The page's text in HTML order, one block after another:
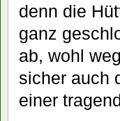
denn die
ganz
ab, wohl
sicher auch
einer